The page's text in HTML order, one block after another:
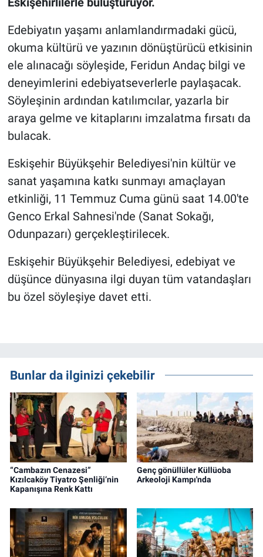
Edebiyatın yaşamı anlamlandırmadaki gücü,
okuma kültürü ve yazının dönüştürücü etkisinin
ele alınacağı söyleşide, Feridun Andaç bilgi ve
deneyimlerini edebiyatseverlerle paylaşacak.
Söyleşinin ardından katılımcılar, yazarla bir
araya gelme ve kitaplarını imzalatma fırsatı da
bulacak.
Eskişehir Büyükşehir Belediyesi'nin kültür ve
sanat yaşamına katkı sunmayı amaçlayan
etkinliği, 11 Temmuz Cuma günü saat 14.00'te
Genco Erkal Sahnesi'nde (Sanat Sokağı,
Odunpazarı) gerçekleştirilecek.
Eskişehir Büyükşehir Belediyesi, edebiyat ve
düşünce dünyasına ilgi duyan tüm vatandaşları
bu özel söyleşiye davet etti.
Bunlar da ilginizi çekebilir
“Cambazın Cenazesi”
Kızılcaköy Tiyatro Şenliği’nin
Kapanışına Renk Kattı
Genç gönüllüler Küllüoba
Arkeoloji Kampı'nda